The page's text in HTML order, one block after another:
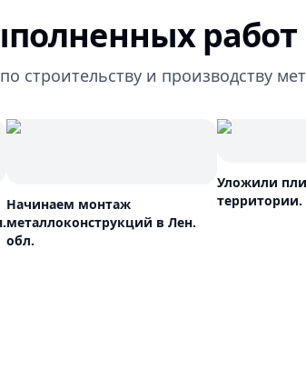
работ
строительству и производству
Начинаем монтаж
металлоконструкций в Лен.
обл.
Уложили
территории.